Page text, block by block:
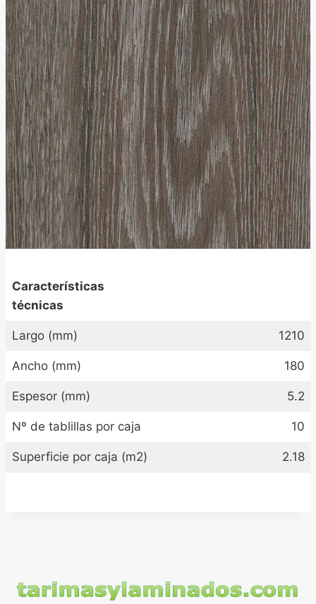
Características
técnicas
Largo (mm) 1210
Ancho (mm) 180
Espesor (mm) 5.2
Nº de tablillas por caja 10
Superficie por caja (m2) 2.18